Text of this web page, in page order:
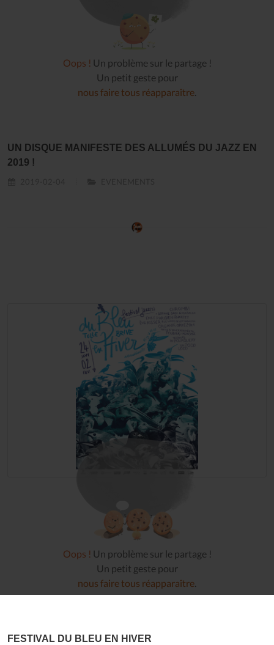
Oops ! Un problème sur le partage !
Un petit geste pour
nous faire tous réapparaître
UN DISQUE MANIFESTE DES ALLUMÉS DU JAZZ EN
2019 !
Oops ! Un problème sur le partage !
Un petit geste pour
nous faire tous réapparaître.
FESTIVAL DU BLEU EN HIVER